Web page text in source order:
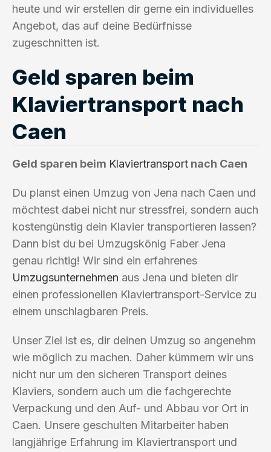
heute und wir erstellen dir gerne ein individuelles
Angebot, das auf deine Bedürfnisse
zugeschnitten ist.
Geld sparen beim
Klaviertransport nach
Caen
Geld sparen beim Klaviertransport nach Caen
Du planst einen Umzug von Jena nach Caen und
möchtest dabei nicht nur stressfrei, sondern auch
kostengünstig dein Klavier transportieren lassen?
Dann bist du bei Umzugskönig Faber Jena
genau richtig! Wir sind ein erfahrenes
Umzugsunternehmen aus Jena und bieten dir
einen professionellen Klaviertransport-Service zu
einem unschlagbaren Preis.
Unser Ziel ist es, dir deinen Umzug so angenehm
wie möglich zu machen. Daher kümmern wir uns
nicht nur um den sicheren Transport deines
Klaviers, sondern auch um die fachgerechte
Verpackung und den Auf- und Abbau vor Ort in
Caen. Unsere geschulten Mitarbeiter haben
langjährige Erfahrung im Klaviertransport und